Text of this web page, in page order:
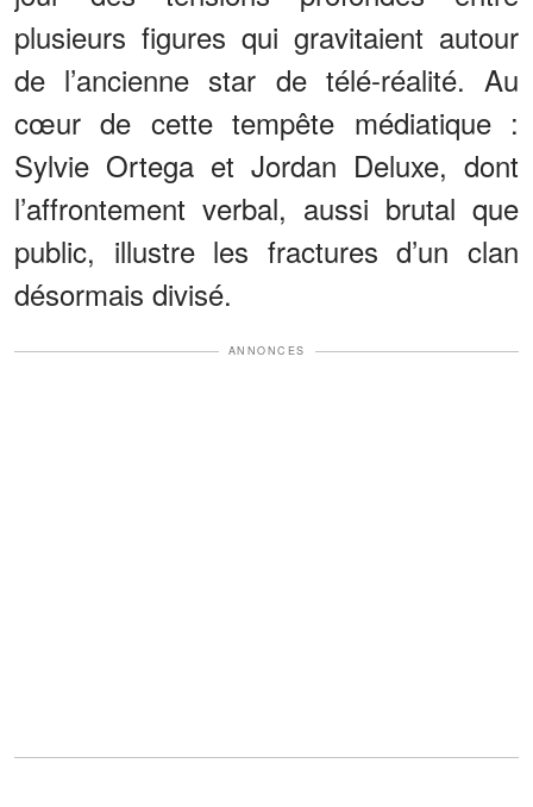
plusieurs figures qui gravitaient autour
de l’ancienne star de télé-réalité. Au
cœur de cette tempête médiatique :
Sylvie Ortega et Jordan Deluxe, dont
l’affrontement verbal, aussi brutal que
public, illustre les fractures d’un clan
désormais divisé.
ANNONCES